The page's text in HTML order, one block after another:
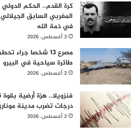
كرة القدم.. الحكم الدولي
المغربي السابق
في ذمة الله
3 أغسطس، 2026
مصرع 13 شخصا جراء
طائرة سياحية في البيرو
2 أغسطس، 2026
درجات تضرب مدينة
2 أغسطس، 2026